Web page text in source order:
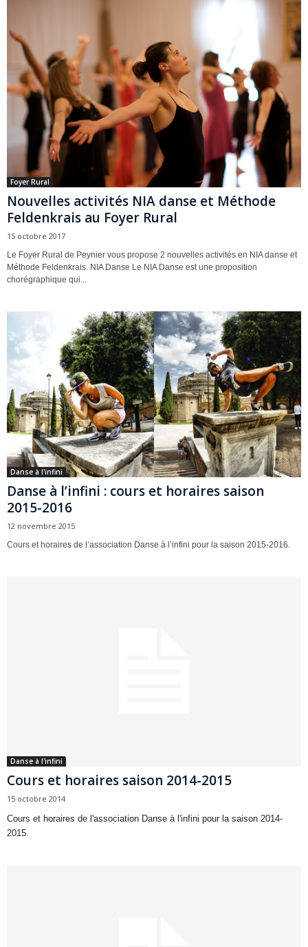
Foyer Rural
Nouvelles activités NIA danse et Méthode
Feldenkrais au Foyer Rural
15 octobre 2017
Le Foyer Rural de Peynier vous propose 2 nouvelles activités en NIA danse et
Méthode Feldenkrais. NIA Danse Le NIA Danse est une proposition
chorégraphique qui...
Danse à l'infini
Danse à l’infini : cours et horaires saison
2015-2016
12 novembre 2015
Cours et horaires de l’association Danse à l’infini pour la saison 2015-2016.
Danse à l'infini
Cours et horaires saison 2014-2015
15 octobre 2014
Cours et horaires de l'association Danse à l'infini pour la saison 2014-
2015.